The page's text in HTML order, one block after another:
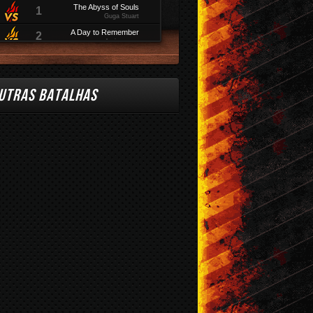
1 The Abyss of Souls
Guga Stuart
2 A Day to Remember
deniswarren
9 CURANDO
JÚNIOR GT
11
14
BATALHAS